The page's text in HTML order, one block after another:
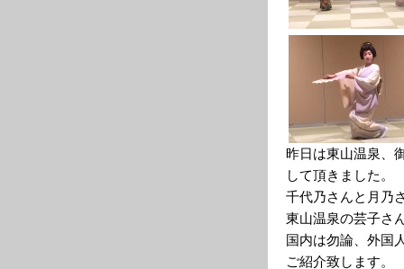
昨日は東山温泉、
して頂きました。
千代乃さんと月乃
東山温泉の芸子さ
国内は勿論、外国
ご紹介致します。